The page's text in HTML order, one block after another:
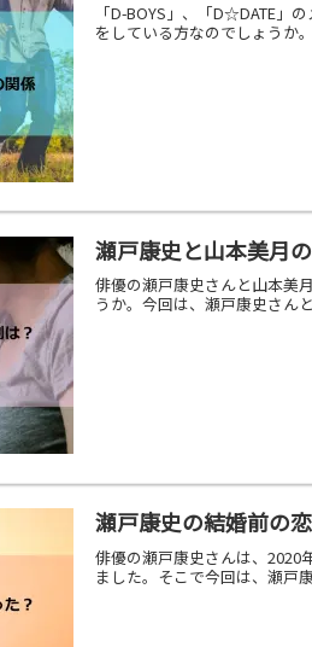
「D-BOYS」、「D☆DATE」
をしている方なのでしょうか
瀬戸康史と山本美月
俳優の瀬戸康史さんと山本美
うか。今回は、瀬戸康史さん
瀬戸康史の結婚前の
俳優の瀬戸康史さんは、2020
ました。そこで今回は、瀬戸